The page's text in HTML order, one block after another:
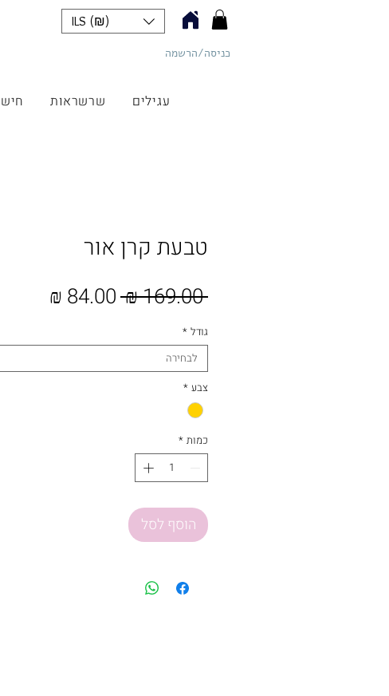
ILS (₪)
כניסה/הרשמה
עגילים שרשראות
טבעת קרן אור
‏169.00 ‏₪
מחיר
גודל *
לבחירה
צבע *
כמות *
הוסף לסל